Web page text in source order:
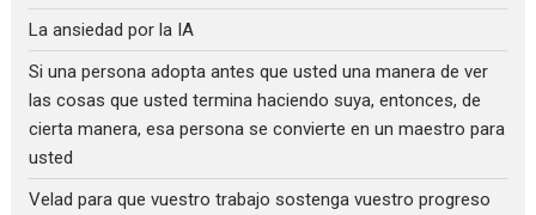
La ansiedad por la IA
Si una persona adopta antes que usted una manera de ver
las cosas que usted termina haciendo suya, entonces, de
cierta manera, esa persona se convierte en un maestro para
usted
Velad para que vuestro trabajo sostenga vuestro progreso